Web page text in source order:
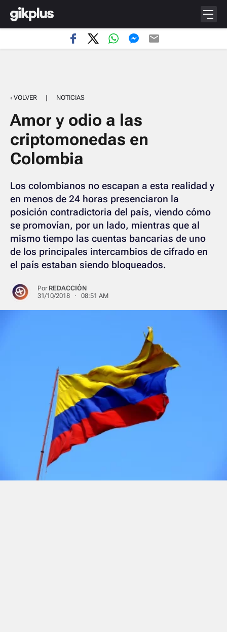
‹ VOLVER | NOTICIAS
Amor y odio a las
criptomonedas en
Colombia
Los colombianos no escapan a esta realidad y
en menos de 24 horas presenciaron la
posición contradictoria del país, viendo cómo
se promovían, por un lado, mientras que al
mismo tiempo las cuentas bancarias de uno
de los principales intercambios de cifrado en
el país estaban siendo bloqueados.
Por REDACCIÓN
31/10/2018 · 08:51 AM